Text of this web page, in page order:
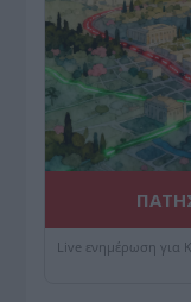
Live ενημέρωση για